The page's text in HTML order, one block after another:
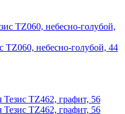
TZ060, небесно-голубой, 44